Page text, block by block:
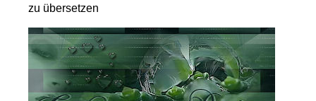
zu übersetzen